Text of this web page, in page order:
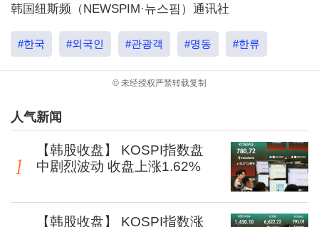
韩国纽斯频（NEWSPIM·뉴스핌）通讯社
#한국 #외국인 #관광객 #명동 #한류
© 未经授权严禁转载复制
人气新闻
【韩股收盘】 KOSPI指数盘
中剧烈波动 收盘上涨1.62%
【韩股收盘】 KOSPI指数涨